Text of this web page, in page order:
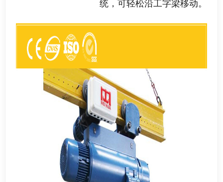
统 ， 可轻松沿工字梁移动。